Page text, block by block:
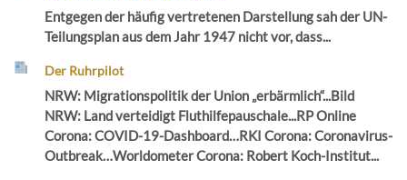
Entgegen der häufig vertretenen Darstellung sah der UN-
Teilungsplan aus dem Jahr 1947 nicht vor, dass...
Der Ruhrpilot
NRW: Migrationspolitik der Union „erbärmlich“...Bild
NRW: Land verteidigt Fluthilfepauschale...RP Online
Corona: COVID-19-Dashboard…RKI Corona: Coronavirus-
Outbreak…Worldometer Corona: Robert Koch-Institut...